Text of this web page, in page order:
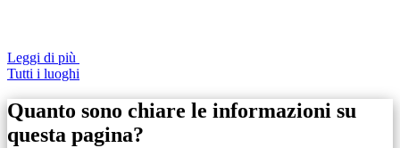
Leggi di più
Tutti i luoghi
Quanto sono chiare le informazioni su
questa pagina?